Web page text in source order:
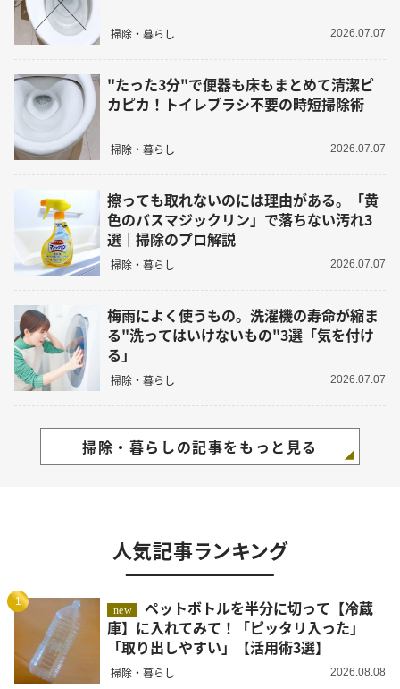
掃除・暮らし 2026.07.07
"たった3分"で便器も床もまとめて清潔ピ
カピカ！トイレブラシ不要の時短掃除術
掃除・暮らし 2026.07.07
擦っても取れないのには理由がある。「黄
色のバスマジックリン」で落ちない汚れ3
選｜掃除のプロ解説
掃除・暮らし 2026.07.07
梅雨によく使うもの。洗濯機の寿命が縮ま
る"洗ってはいけないもの"3選「気を付け
る」
掃除・暮らし 2026.07.07
掃除・暮らしの記事をもっと見る
人気記事ランキング
1
new
ペットボトルを半分に切って【冷蔵
庫】に入れてみて！「ピッタリ入った」
「取り出しやすい」【活用術3選】
掃除・暮らし 2026.08.08